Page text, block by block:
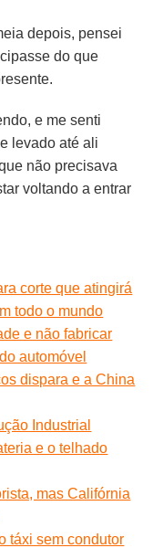
depois, pensei
do que
e me senti
levado até ali
não precisava
voltando a entrar
corte que atingirá
todo o mundo
e não fabricar
automóvel
dispara e a China
Industrial
e o telhado
mas Califórnia
táxi sem condutor